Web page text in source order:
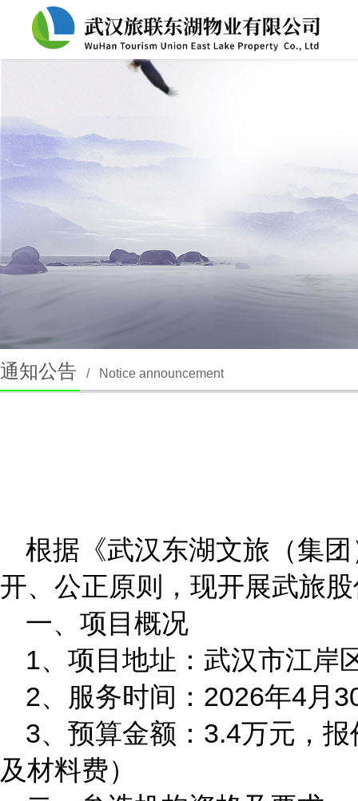
通知公告 / Notice announcement
根据《武汉东湖文旅（集
开、公正原则，现开展武旅
一、项目概况
1、项目地址：武汉市江岸
2、服务时间：2026年4月
3、预算金额：3.4万元，
及材料费）